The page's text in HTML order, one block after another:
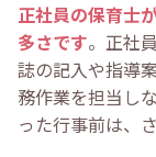
正社員の保育士
多さです。正社
誌の記入や指導
務作業を担当し
った行事前は、